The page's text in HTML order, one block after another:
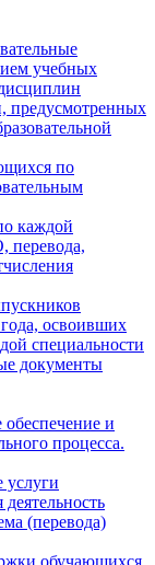
учебных
предусмотренных
по
каждой
перевода,
освоивших
специальности
документы
обеспечение и
процесса.
услуги
(перевода)
обучающихся